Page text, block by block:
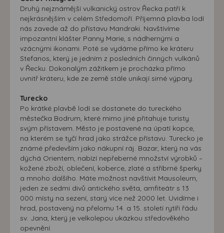
Druhý nejznámější vulkanický ostrov Řecka patří k
nejkrásnějším v celém Středomoří. Příjemná plavba lodí
nás zavede až do přístavu Mandraki. Navštívíme
impozantní klášter Panny Marie, s nádhernými a
vzácnými ikonami. Poté se vydáme přímo ke kráteru
Stefanos, který je jedním z posledních činných vulkánů
v Řecku. Dokonalým zážitkem je procházka přímo
uvnitř kráteru, kde ze země stále unikají sirné výpary.
Turecko
Po krátké plavbě lodí se dostanete do tureckého
městečka Bodrum, které mimo jiné přitahuje turisty
svým přístavem. Město je postavené na úpatí kopce,
na kterém se tyčí hrad jako strážce přístavu. Turecko je
známé především jako nákupní ráj. Bazar, který na vás
dýchá Orientem, nabízí nepřeberné množství výrobků –
kožené zboží, oblečení, koberce, zlaté a stříbrné šperky
a mnoho dalšího. Máte možnost navštívit Mausoleum,
jeden ze sedmi divů antického světa, amfiteátr s 13
000 místy na sezení, starý více než 2000 let. Uvidíme i
hrad, postavený na přelomu 14. a 15. století rytíři řádu
sv. Jana, který je velkolepou ukázkou středověkého
opevnění.